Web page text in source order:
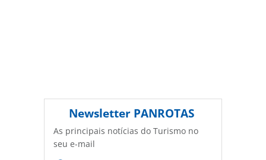
Newsletter PANROTAS
As principais notícias do Turismo no
seu e-mail